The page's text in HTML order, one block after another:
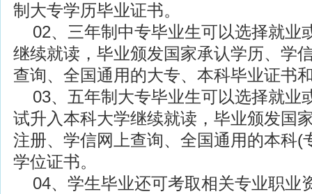
制大专学历毕业证书。
02、三年制中专毕业生可以选择就业
继续就读，毕业颁发国家承认学历、学
查询、全国通用的大专、本科毕业证书
03、五年制大专毕业生可以选择就业
试升入本科大学继续就读，毕业颁发国
注册、学信网上查询、全国通用的本科(
学位证书。
04、学生毕业还可考取相关专业职业